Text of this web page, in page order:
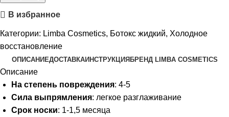
В избранное
Категории: Limba Cosmetics, Ботокс жидкий, Холодное
восстановление
ОПИСАНИЕДОСТАВКАИНСТРУКЦИЯ БРЕНД LIMBA COSMETICS
Описание
На степень повреждения: 4-5
Сила выпрямления: легкое разглаживание
Срок носки: 1-1,5 месяца